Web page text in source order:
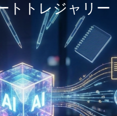
トレジャリー